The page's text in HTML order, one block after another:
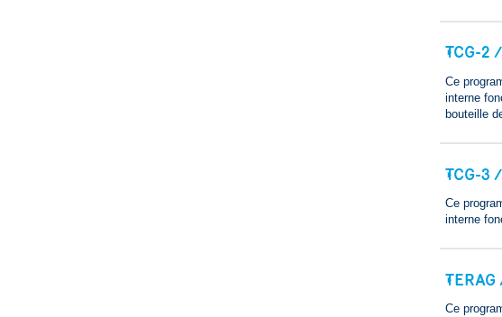
🢒
TCG-2
Ce
interne
bouteille
🢒
TCG-3
Ce
interne
🢒
Ce